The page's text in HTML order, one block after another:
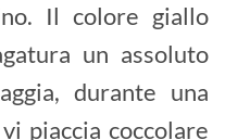
Il colore giallo
un assoluto
durante una
piaccia coccolare